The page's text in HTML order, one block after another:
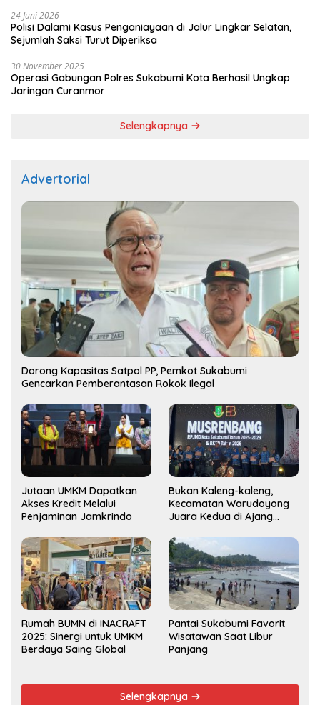
24 Juni 2026
Polisi Dalami Kasus Penganiayaan di Jalur Lingkar Selatan,
Sejumlah Saksi Turut Diperiksa
30 November 2025
Operasi Gabungan Polres Sukabumi Kota Berhasil Ungkap
Jaringan Curanmor
Selengkapnya
Advertorial
Dorong Kapasitas Satpol PP, Pemkot Sukabumi
Gencarkan Pemberantasan Rokok Ilegal
Jutaan UMKM Dapatkan
Akses Kredit Melalui
Penjaminan Jamkrindo
Bukan Kaleng-kaleng,
Kecamatan Warudoyong
Juara Kedua di Ajang
2025
Rumah BUMN di INACRAFT
2025: Sinergi untuk UMKM
Berdaya Saing Global
Pantai Sukabumi Favorit
Wisatawan Saat Libur
Panjang
Selengkapnya